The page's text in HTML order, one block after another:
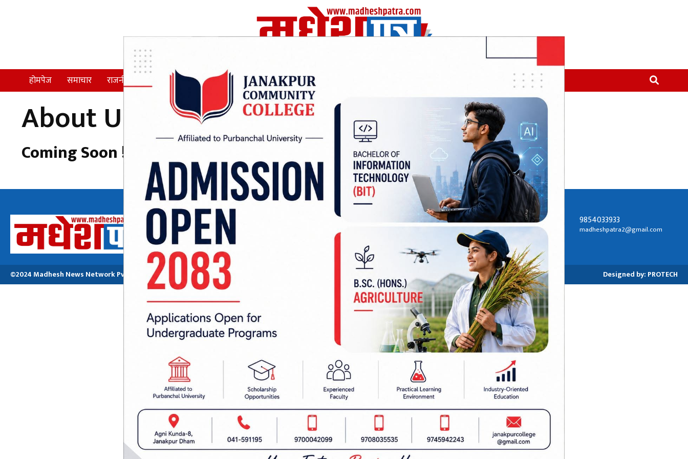
होमपेज समाचार राजनीति समाज देश विचार अर्थ/वाणिज शिक्षा थप
About Us
Coming Soon !
अध्यक्ष तथा प्रबन्ध निर्देशक:
मनोजकुमार मोरबैता
सम्पर्क ठेगाना:
जनकपुरधाम-२, धनुषा
9854033933
madheshpatra2@gmail.com
©2024 Madhesh News Network Pvt. ltd | All Rights Reserved. Designed by: PROTECH